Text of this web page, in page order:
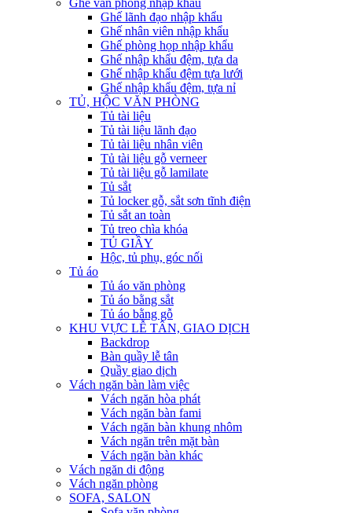
Ghế văn phòng nhập khẩu
Ghế lãnh đạo nhập khẩu
Ghế nhân viên nhập khẩu
Ghế phòng họp nhập khẩu
Ghế nhập khẩu đệm, tựa da
Ghế nhập khẩu đệm tựa lưới
Ghế nhập khẩu đệm, tựa nỉ
TỦ, HỘC VĂN PHÒNG
Tủ tài liệu
Tủ tài liệu lãnh đạo
Tủ tài liệu nhân viên
Tủ tài liệu gỗ verneer
Tủ tài liệu gỗ lamilate
Tủ sắt
Tủ locker gỗ, sắt sơn tĩnh điện
Tủ sắt an toàn
Tủ treo chìa khóa
TỦ GIẦY
Hộc, tủ phụ, góc nối
Tủ áo
Tủ áo văn phòng
Tủ áo bằng sắt
Tủ áo bằng gỗ
KHU VỰC LỄ TÂN, GIAO DỊCH
Backdrop
Bàn quầy lễ tân
Quầy giao dịch
Vách ngăn bàn làm việc
Vách ngăn hòa phát
Vách ngăn bàn fami
Vách ngăn bàn khung nhôm
Vách ngăn trên mặt bàn
Vách ngăn bàn khác
Vách ngăn di động
Vách ngăn phòng
SOFA, SALON